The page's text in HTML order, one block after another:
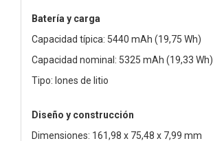
Batería y carga
Capacidad típica: 5440 mAh (19,75 Wh)
Capacidad nominal: 5325 mAh (19,33 Wh)
Tipo: Iones de litio
Diseño y construcción
Dimensiones: 161,98 x 75,48 x 7,99 mm